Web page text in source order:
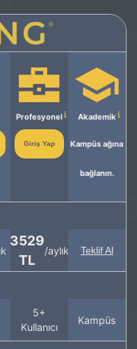
Profesyonel
Giriş Yap
Akademik
Kampüs ağına
bağlanın.
3529
TL
/aylık Teklif Al
5+
Kullanıcı
Kampüs